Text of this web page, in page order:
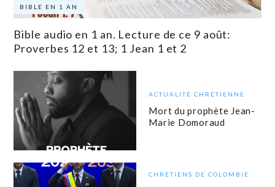
BIBLE EN 1 AN
Bible audio en 1 an. Lecture de ce 9 août:
Proverbes 12 et 13; 1 Jean 1 et 2
ACTUALITÉ CHRÉTIENNE
Mort du prophète Jean-
Marie Domoraud
CHRÉTIENS DE COLOMBIE